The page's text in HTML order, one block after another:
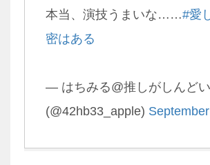
本当、演技うまいな……#愛
密はある
— はちみる@推しがしんどい
(@42hb33_apple)